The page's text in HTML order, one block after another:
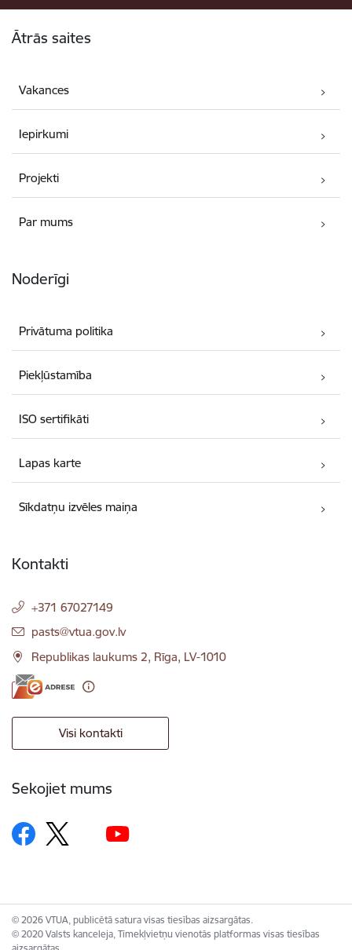
Ātrās saites
Vakances
Iepirkumi
Projekti
Par mums
Noderīgi
Privātuma politika
Piekļūstamība
ISO sertifikāti
Lapas karte
Sīkdatņu izvēles maiņa
Kontakti
+371 67027149
E-pasts:
pasts@vtua.gov.lv
Republikas laukums 2, Rīga, LV-1010
Visi kontakti
Sekojiet mums
© 2026 VTUA, publicētā satura visas tiesības aizsargātas.
© 2020 Valsts kanceleja, Tīmekļvietņu vienotās platformas visas tiesības